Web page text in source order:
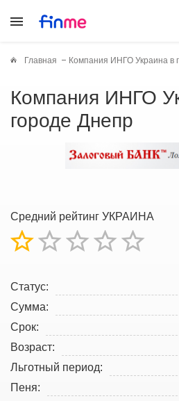
Главная Компания ИНГО Украина в
Компания ИНГО Украина в
городе Днепр
Средний рейтинг УКРАИНА
Статус:
Сумма:
Срок:
Возраст:
Льготный период:
Пеня: